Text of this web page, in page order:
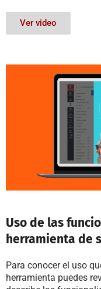
Ver video
Uso de las
herramienta de
Para conocer el uso
herramienta puedes